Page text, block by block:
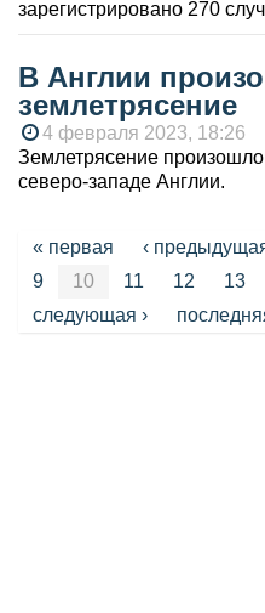
зарегистрировано 270
В Англии
землетрясение
4 февраля 2023, 18:26
Землетрясение
северо-западе Англии.
Страницы
« первая ‹
9
10 11 12 13
следующая ›